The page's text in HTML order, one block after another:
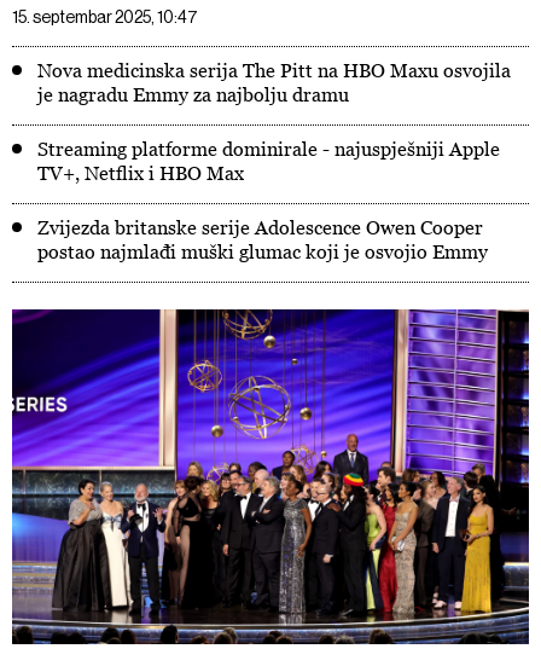
15. septembar 2025, 10:47
Nova medicinska serija The Pitt na HBO Maxu osvojila
je nagradu Emmy za najbolju dramu
Streaming platforme dominirale - najuspješniji Apple
TV+, Netflix i HBO Max
Zvijezda britanske serije Adolescence Owen Cooper
postao najmlađi muški glumac koji je osvojio Emmy